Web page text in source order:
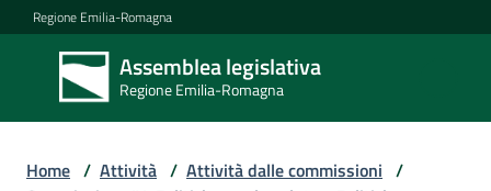
Vai al contenuto
Vai alla navigazione
Vai al footer
Regione Emilia-Romagna
Assemblea legislativa
Regione Emilia-Romagna
Assemblea
legislativa
Regione Emilia-
Home / Attività / Attività dalle commissioni /